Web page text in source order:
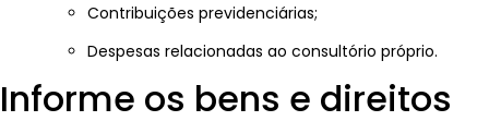
Contribuições previdenciárias;
Despesas relacionadas ao consultório próprio.
Informe os bens e direitos